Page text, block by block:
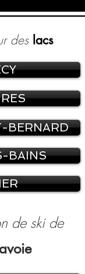
des lacs
BERNARD
BAINS
de ski de